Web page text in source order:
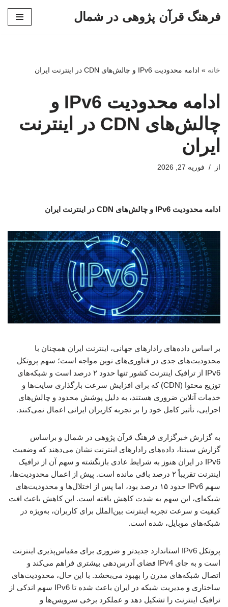
فرهنگ قرآن پژوهی در شمال
خانه » ادامه محدودیت IPv6 و چالش‌های CDN در اینترنت ایران
ادامه محدودیت IPv6 و
چالش‌های CDN در اینترنت
ایران
از فوریه 27, 2026
ادامه محدودیت IPv6 و چالش‌های CDN در اینترنت ایران
بر اساس داده‌های رادارهای جهانی، اینترنت ایران همچنان با
محدودیت‌های جدی در فناوری‌های نوین مواجه است؛ سهم پروتکل
IPv6 از ترافیک اینترنت کشور تنها حدود ۲ درصد است و شبکه‌های
توزیع محتوا (CDN) که برای افزایش سرعت بارگذاری سایت‌ها و
خدمات آنلاین ضروری هستند، به دلیل پوشش محدود و چالش‌های
اجرایی، تأثیر کامل خود را بر تجربه کاربران ایرانی اعمال نمی‌کنند.
به گزارش خبرگزاری فرهنگ قرآن پژوهی در شمال و براساس
گزارش سیتنا، داده‌های رادارهای اینترنت نشان می‌دهند که وضعیت
IPv6 در ایران هنوز به شرایط عادی بازنگشته و سهم آن از ترافیک
اینترنت تقریباً ۲ درصد باقی مانده است. پیش از اعمال محدودیت‌ها،
سهم IPv6 حدود ۱۵ درصد بود، اما پس از اختلال‌ها و محدودیت‌های
شبکه‌ای، این سهم به شدت کاهش یافته است. این کاهش باعث افت
کیفیت و سرعت تجربه اینترنت بین‌الملل برای کاربران، به‌ویژه در
شبکه‌های موبایل، شده است.
پروتکل IPv6 استاندارد جدیدتر و ضروری برای مقیاس‌پذیری اینترنت
است و به جای IPv4 فضای آدرس‌دهی بیشتری فراهم می‌کند و
اتصال شبکه‌های مدرن را بهبود می‌بخشد. با این حال، محدودیت‌های
ساختاری و مدیریت شبکه در ایران باعث شده تا IPv6 سهم اندکی از
ترافیک اینترنت را تشکیل دهد و عملکرد برخی سرویس‌ها و